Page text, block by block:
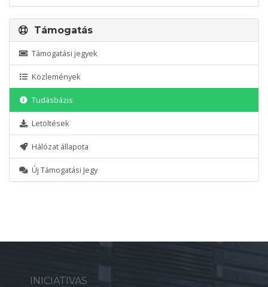
Támogatás
Támogatási jegyek
Közlemények
Tudásbázis
Letöltések
Hálózat állapota
Új Támogatási Jegy
INICIATIVAS